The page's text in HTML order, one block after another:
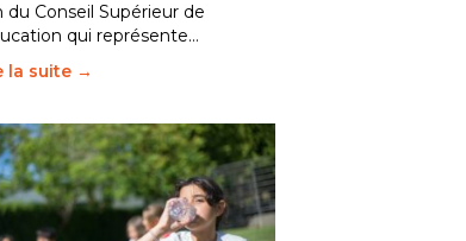
du Conseil Supérieur de
qui représente…
la suite →